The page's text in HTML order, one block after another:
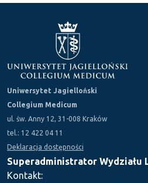
Uniwersytet Jagielloński
Collegium Medicum
ul. św. Anny 12, 31-008 Kraków
tel.: 12 422 04 11
Deklaracja dostępności
Superadministrator Wydziału
Kontakt: